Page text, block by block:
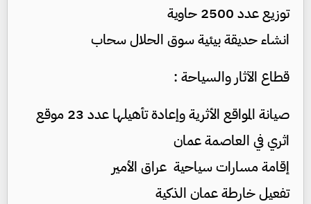
توزيع عدد 2500 حاوية
انشاء حديقة بيئية سوق الحلال سحاب
قطاع الآثار والسياحة :
صيانة المواقع الأثرية وإعادة تأهيلها عدد 23 موقع
اثري في العاصمة عمان
إقامة مسارات سياحية عراق الأمير
تفعيل خارطة عمان الذكية